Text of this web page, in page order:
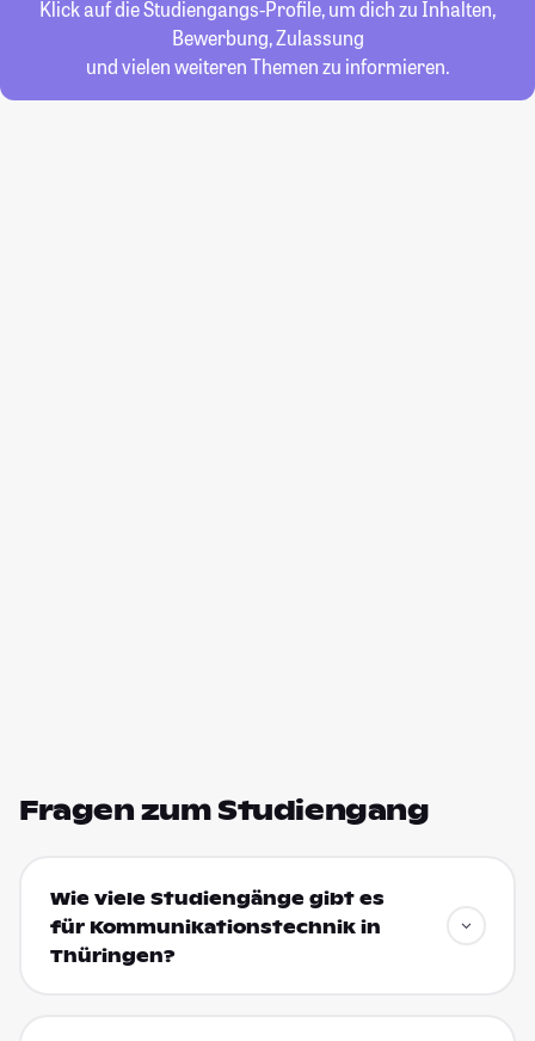
Klick auf die Studiengangs-Profile, um dich zu Inhalten,
Bewerbung, Zulassung
und vielen weiteren Themen zu informieren.
Fragen zum Studiengang
Wie viele Studiengänge gibt es
für Kommunikationstechnik in
Thüringen?